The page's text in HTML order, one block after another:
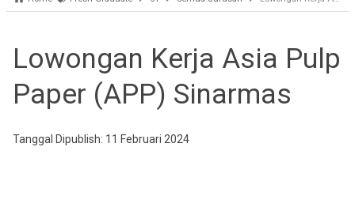
Lowongan Kerja Asia Pulp
Paper (APP) Sinarmas
Tanggal Dipublish: 11 Februari 2024